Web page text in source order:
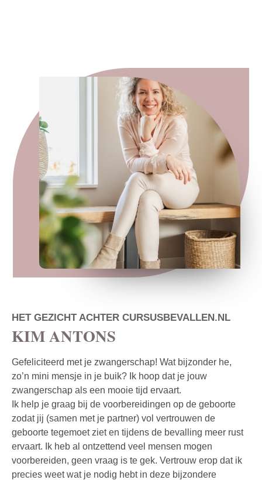
HET GEZICHT ACHTER CURSUSBEVALLEN.NL
KIM ANTONS
Gefeliciteerd met je zwangerschap! Wat bijzonder he,
zo’n mini mensje in je buik? Ik hoop dat je jouw
zwangerschap als een mooie tijd ervaart.
Ik help je graag bij de voorbereidingen op de geboorte
zodat jij (samen met je partner) vol vertrouwen de
geboorte tegemoet ziet en tijdens de bevalling meer rust
ervaart. Ik heb al ontzettend veel mensen mogen
voorbereiden, geen vraag is te gek. Vertrouw erop dat ik
precies weet wat je nodig hebt in deze bijzondere